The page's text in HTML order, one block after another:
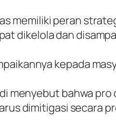
memiliki peran
dikelola dan
kepada
menyebut bahwa
dimitigasi secara